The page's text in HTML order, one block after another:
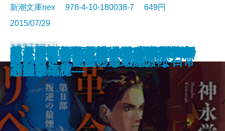
坂東蛍子、星空の下で夢を語る
ケーキ王子の名推理(スペシャリ
テ)
花想空間の宴―華術師 宮籠彩人の
謎解き―
セント・ニコラスの、ダイヤモン
ドの靴―名探偵 御手洗潔―
オークブリッジ邸の笑わない貴婦
人―新人メイドと秘密の写真―
バリ3探偵 圏内ちゃん―忌女板小
町殺人事件―
スフィアの死天使―天久鷹央の事
件カルテ―
謎好き乙女と壊れた正義
空が分裂する
蝶が舞ったら、謎のち晴れ―気象
予報士・蝶子の推理―
新潮文庫nex 978-4-10-180038-7 649円
2015/07/29
文庫電子書籍あり
革命のリベリオン―第II部 叛逆
の狼煙―
君と過ごした嘘つきの秋
その白さえ嘘だとしても
天久鷹央の推理カルテIII―密室の
パラノイア―
暗殺者ソラ―大神兄弟探偵社―
さとり世代探偵のゆるやかな日常
忘却のレーテ
雪月花の葬送―華術師 宮籠彩人の
謎解き―
シャーロック・ノート―学園裁判
と密室の謎―
天久鷹央の推理カルテII―ファン
トムの病棟―